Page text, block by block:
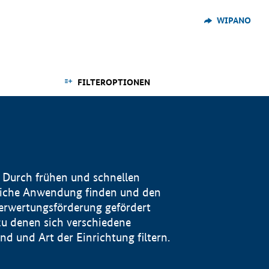
WIPANO
FILTEROPTIONEN
frühen und schnellen
Anwendung finden und den
gefördert
denen sich verschiedene
und Art der Einrichtung filtern.